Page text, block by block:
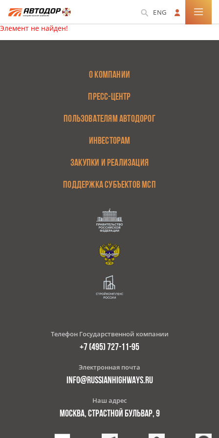
ENG
Элемент не найден!
О КОМПАНИИ
ПРЕСС-ЦЕНТР
ПОЛЬЗОВАТЕЛЯМ АВТОДОРОГ
ИНВЕСТОРАМ
ЗАКУПКИ И РЕАЛИЗАЦИЯ
ПОДДЕРЖКА СУБЪЕКТОВ МСП
Телефон Государственной компании
+7 (495) 727-11-95
Электронная почта
INFO@RUSSIANHIGHWAYS.RU
Наш адрес
МОСКВА, СТРАСТНОЙ БУЛЬВАР, 9